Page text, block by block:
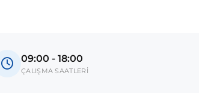
09:00 - 18:00
ÇALIŞMA SAATLERİ